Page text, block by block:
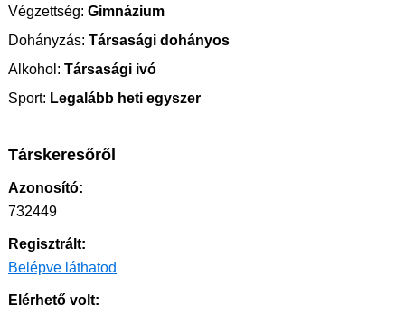
Végzettség: Gimnázium
Dohányzás: Társasági dohányos
Alkohol: Társasági ivó
Sport: Legalább heti egyszer
Társkeresőről
Azonosító:
732449
Regisztrált:
Belépve láthatod
Elérhető volt: